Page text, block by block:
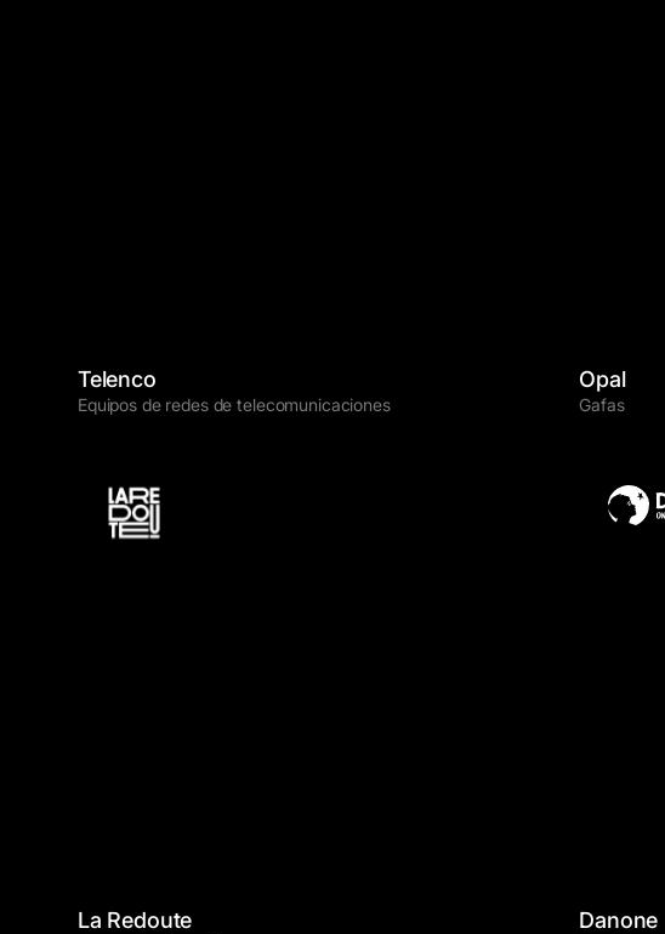
Telenco
Equipos de redes de telecomunicaciones
Opal
Gafas
La Redoute Danone